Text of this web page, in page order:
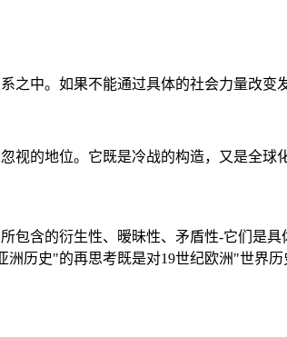
之中。如果不能通过具体的社会力量改
视的地位。它既是冷战的构造，又是全球
含的衍生性、暧昧性、矛盾性-它们是
历史"的再思考既是对19世纪欧洲"世界